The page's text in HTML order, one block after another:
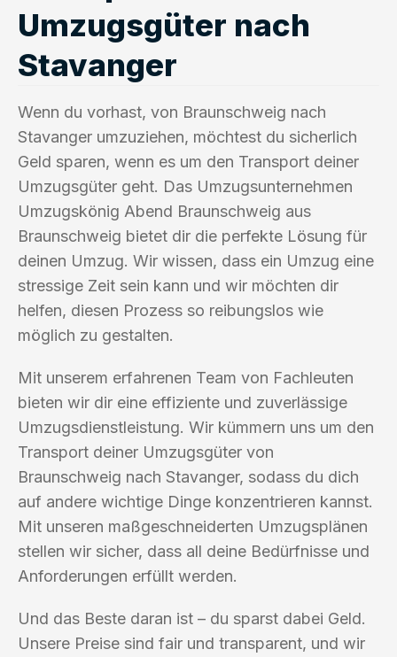
Umzugsgüter nach
Stavanger
Wenn du vorhast, von Braunschweig nach
Stavanger umzuziehen, möchtest du sicherlich
Geld sparen, wenn es um den Transport deiner
Umzugsgüter geht. Das Umzugsunternehmen
Umzugskönig Abend Braunschweig aus
Braunschweig bietet dir die perfekte Lösung für
deinen Umzug. Wir wissen, dass ein Umzug eine
stressige Zeit sein kann und wir möchten dir
helfen, diesen Prozess so reibungslos wie
möglich zu gestalten.
Mit unserem erfahrenen Team von Fachleuten
bieten wir dir eine effiziente und zuverlässige
Umzugsdienstleistung. Wir kümmern uns um den
Transport deiner Umzugsgüter von
Braunschweig nach Stavanger, sodass du dich
auf andere wichtige Dinge konzentrieren kannst.
Mit unseren maßgeschneiderten Umzugsplänen
stellen wir sicher, dass all deine Bedürfnisse und
Anforderungen erfüllt werden.
Und das Beste daran ist – du sparst dabei Geld.
Unsere Preise sind fair und transparent, und wir